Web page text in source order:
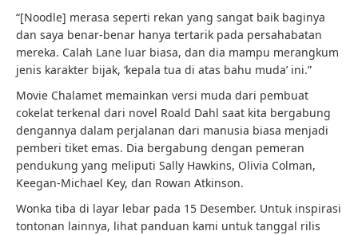
“[Noodle] merasa seperti rekan yang sangat baik baginya
dan saya benar-benar hanya tertarik pada persahabatan
mereka. Calah Lane luar biasa, dan dia mampu merangkum
jenis karakter bijak, ‘kepala tua di atas bahu muda’ ini.”
Movie Chalamet memainkan versi muda dari pembuat
cokelat terkenal dari novel Roald Dahl saat kita bergabung
dengannya dalam perjalanan dari manusia biasa menjadi
pemberi tiket emas. Dia bergabung dengan pemeran
pendukung yang meliputi Sally Hawkins, Olivia Colman,
Keegan-Michael Key, dan Rowan Atkinson.
Wonka tiba di layar lebar pada 15 Desember. Untuk inspirasi
tontonan lainnya, lihat panduan kami untuk tanggal rilis